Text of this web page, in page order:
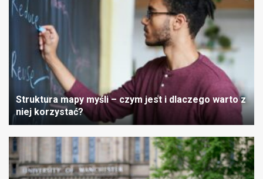
Struktura mapy myśli – czym jest i dlaczego warto z
niej korzystać?
Dietetyka – czy to
przyszłościowy kierunek?